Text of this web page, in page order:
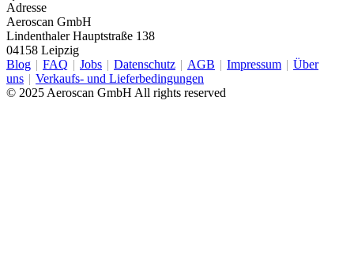
Adresse
Aeroscan GmbH
Lindenthaler Hauptstraße 138
04158 Leipzig
Blog
FAQ Jobs Datenschutz AGB Impressum
Über
uns
Verkaufs- und Lieferbedingungen
© 2025 Aeroscan GmbH All rights reserved